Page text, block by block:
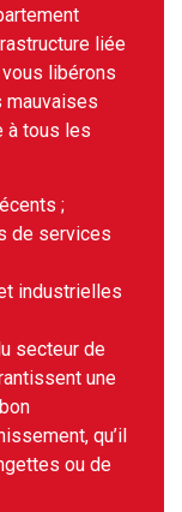
liée
libérons
mauvaises
à tous les
;
de services
industrielles
secteur de
une
qu’il
ou de